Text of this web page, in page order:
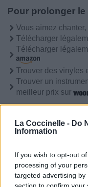
La Coccinelle - Do
Information
If you wish to opt-out
processing of your
targeted advertising
section to confirm your
Pour prolonger
Vous aimez
Télécharger
Télécharger
Trouver des vinyles
Trouver un
meilleur prix sur
Biographie
Corrections &